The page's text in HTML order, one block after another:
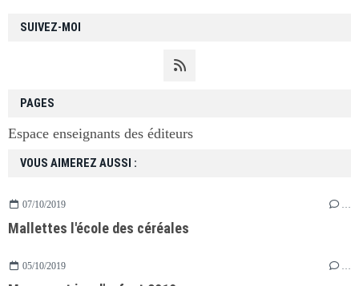
SUIVEZ-MOI
VOUS AIMEREZ AUSSI :
07/10/2019 …
Mallettes l'école des céréales
05/10/2019
PAGES
Espace enseignants des éditeurs